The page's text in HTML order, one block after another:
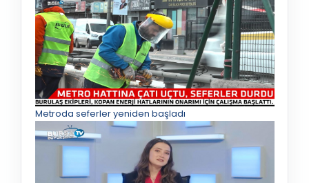
Metroda seferler yeniden başladı